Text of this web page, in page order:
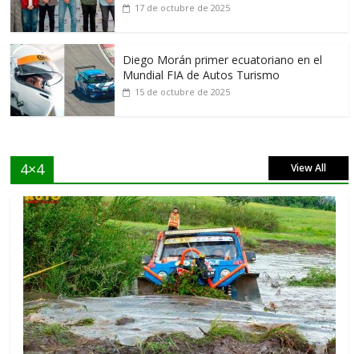
17 de octubre de 2025
Diego Morán primer ecuatoriano en el
Mundial FIA de Autos Turismo
15 de octubre de 2025
4×4 View All